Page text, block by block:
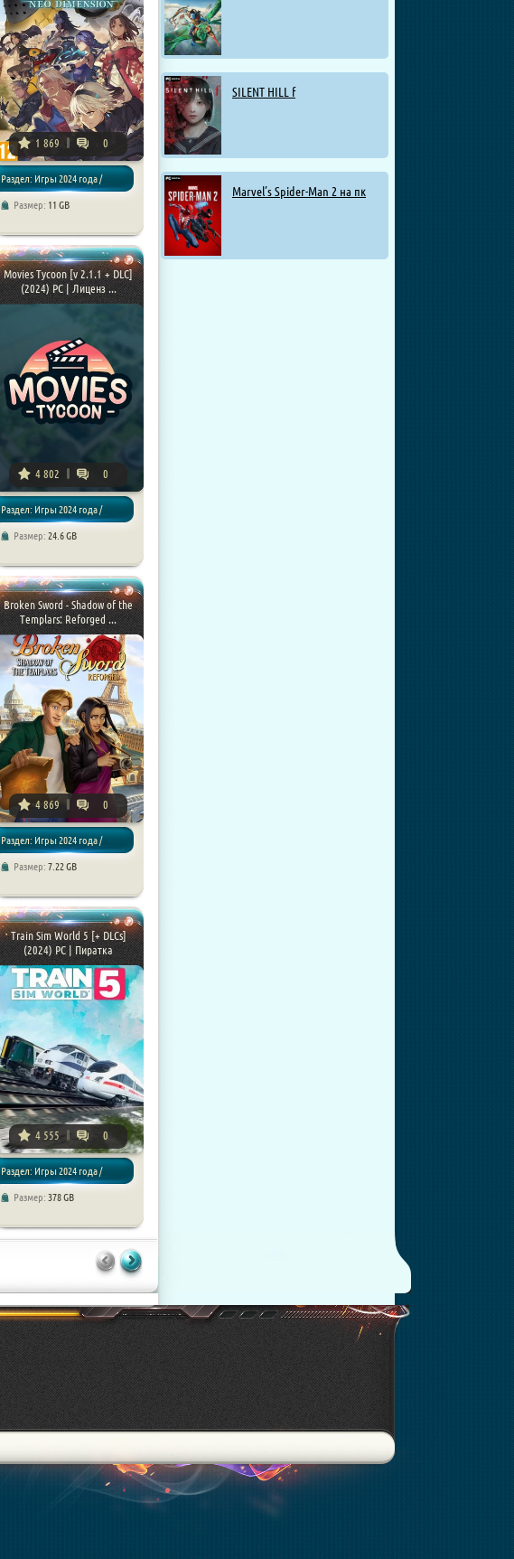
SILENT HILL f
Marvel’s Spider-Man 2 на пк
1 869 0
Раздел: Игры 2024 года /
Размер: 11 GB
Movies Tycoon [v 2.1.1 + DLC]
(2024) PC | Лиценз ...
4 802 0
Раздел: Игры 2024 года /
Размер: 24.6 GB
Broken Sword - Shadow of the
Templars: Reforged ...
4 869 0
Раздел: Игры 2024 года /
Размер: 7.22 GB
Train Sim World 5 [+ DLCs]
(2024) PC | Пиратка
4 555 0
Раздел: Игры 2024 года /
Размер: 378 GB